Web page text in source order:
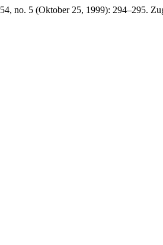
54, no. 5 (Oktober 25, 1999): 294–295.